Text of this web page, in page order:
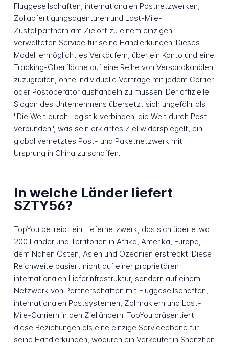
Fluggesellschaften, internationalen Postnetzwerken,
Zollabfertigungsagenturen und Last-Mile-
Zustellpartnern am Zielort zu einem einzigen
verwalteten Service für seine Händlerkunden. Dieses
Modell ermöglicht es Verkäufern, über ein Konto und eine
Tracking-Oberfläche auf eine Reihe von Versandkanälen
zuzugreifen, ohne individuelle Verträge mit jedem Carrier
oder Postoperator aushandeln zu müssen. Der offizielle
Slogan des Unternehmens übersetzt sich ungefähr als
"Die Welt durch Logistik verbinden; die Welt durch Post
verbunden", was sein erklärtes Ziel widerspiegelt, ein
global vernetztes Post- und Paketnetzwerk mit
Ursprung in China zu schaffen.
In welche Länder liefert
SZTY56?
TopYou betreibt ein Liefernetzwerk, das sich über etwa
200 Länder und Territorien in Afrika, Amerika, Europa,
dem Nahen Osten, Asien und Ozeanien erstreckt. Diese
Reichweite basiert nicht auf einer proprietären
internationalen Lieferinfrastruktur, sondern auf einem
Netzwerk von Partnerschaften mit Fluggesellschaften,
internationalen Postsystemen, Zollmaklern und Last-
Mile-Carriern in den Zielländern. TopYou präsentiert
diese Beziehungen als eine einzige Serviceebene für
seine Händlerkunden, wodurch ein Verkäufer in Shenzhen